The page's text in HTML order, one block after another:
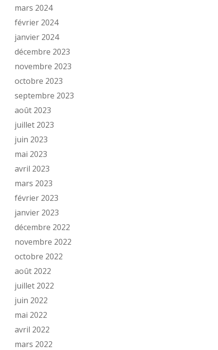
mars 2024
février 2024
janvier 2024
décembre 2023
novembre 2023
octobre 2023
septembre 2023
août 2023
juillet 2023
juin 2023
mai 2023
avril 2023
mars 2023
février 2023
janvier 2023
décembre 2022
novembre 2022
octobre 2022
août 2022
juillet 2022
juin 2022
mai 2022
avril 2022
mars 2022